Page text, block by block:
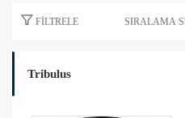
FILTRELE
Tribulus